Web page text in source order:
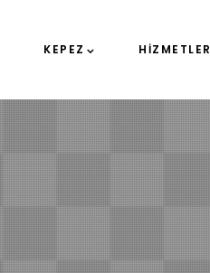
KEPEZ HIZMETLER